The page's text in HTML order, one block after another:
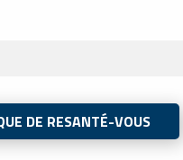
DE RESANTÉ-VOUS